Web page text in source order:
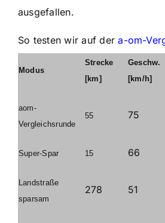
ausgefallen.
So testen wir auf dera-om-
Modus
Strecke
[km]
Geschw.
[km/h]
aom-
Vergleichsrunde
55 75
Super-Spar 15 66
Landstraße
sparsam
278 51